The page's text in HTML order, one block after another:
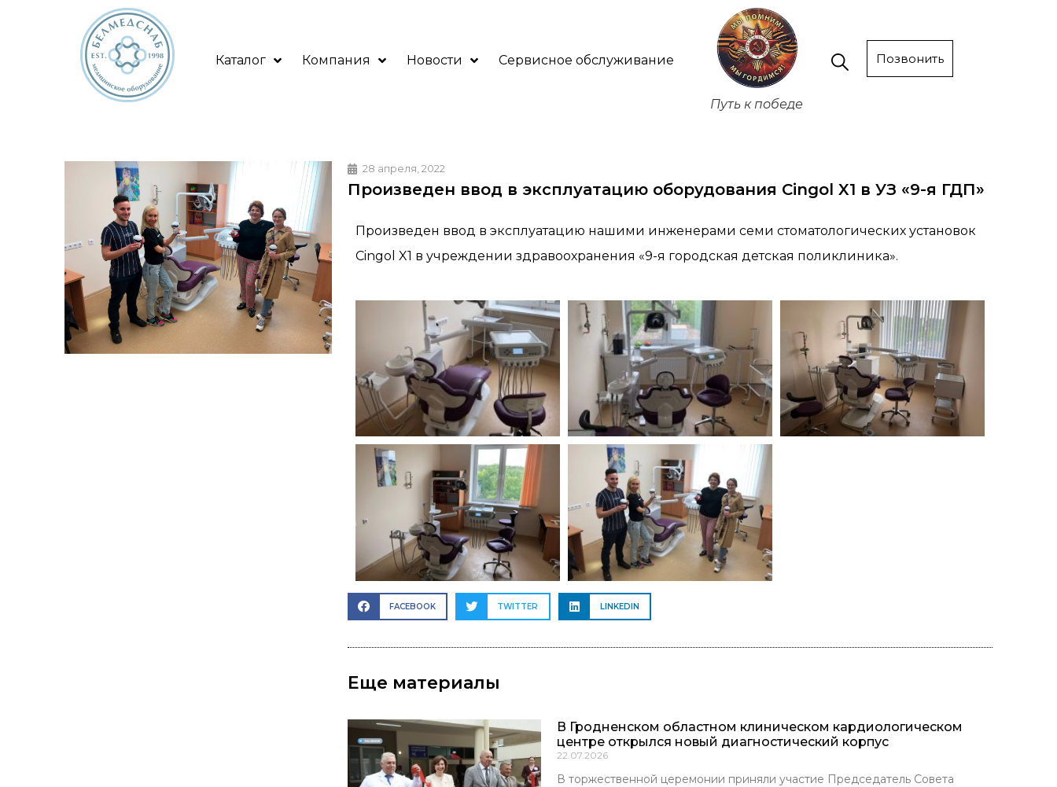
Каталог Компания Новости Сервисное обслуживание
Путь к победе
Позвонить
28 апреля, 2022
Произведен ввод в эксплуатацию оборудования Cingol X1 в УЗ «9-я ГДП»
Произведен ввод в эксплуатацию нашими инженерами семи стоматологических установок
Cingol X1 в учреждении здравоохранения «9-я городская детская поликлиника».
FACEBOOK TWITTER LINKEDIN
Еще материалы
В Гродненском областном клиническом кардиологическом
центре открылся новый диагностический корпус
22.07.2026
В торжественной церемонии приняли участие Председатель Совета